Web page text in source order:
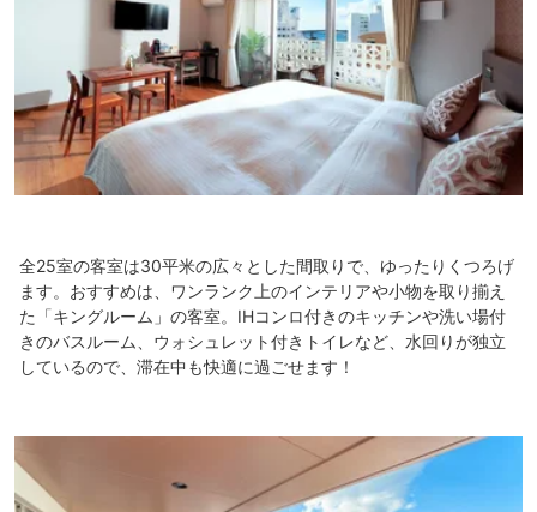
全25室の客室は30平米の広々とした間取りで、ゆったりくつろげ
ます。おすすめは、ワンランク上のインテリアや小物を取り揃え
た「キングルーム」の客室。IHコンロ付きのキッチンや洗い場付
きのバスルーム、ウォシュレット付きトイレなど、水回りが独立
しているので、滞在中も快適に過ごせます！